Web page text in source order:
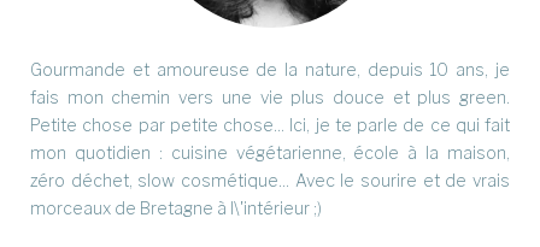
Gourmande et amoureuse de la nature, depuis 10 ans, je
fais mon chemin vers une vie plus douce et plus green.
Petite chose par petite chose... Ici, je te parle de ce qui fait
mon quotidien : cuisine végétarienne, école à la maison,
zéro déchet, slow cosmétique... Avec le sourire et de vrais
morceaux de Bretagne à l\'intérieur ;)